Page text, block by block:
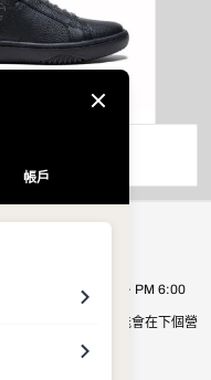
查看
一至週五 AM 9:00 ~ PM 6:00
外的客服詢問，有可能會在下個營
理，敬請見諒。